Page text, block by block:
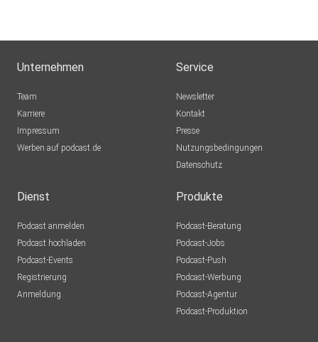
Lady2806
TobiLamohr
Marburg
Unternehmen
Team
Karriere
Impressum
Werben auf podcast.de
Service
Newsletter
Kontakt
Presse
Nutzungsbedingungen
Datenschutz
Dienst
Podcast anmelden
Podcast hochladen
Podcast-Events
Registrierung
Anmeldung
Produkte
Podcast-Beratung
Podcast-Jobs
Podcast-Push
Podcast-Werbung
Podcast-Agentur
Podcast-Produktion